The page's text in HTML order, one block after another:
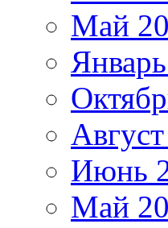
Май
Июнь
Май